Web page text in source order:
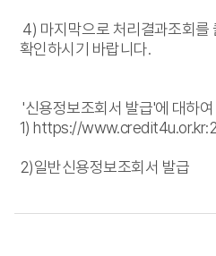
4) 마지막으로 처리결과조회를
확인하시기 바랍니다.
'신용정보조회서 발급'에 대하
1) https://
2)일반신용정보조회서 발급